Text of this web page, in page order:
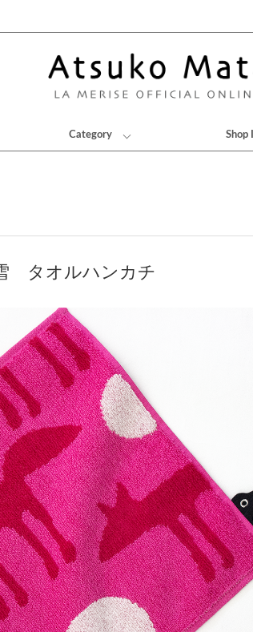
Category Shop
タオルハンカチ